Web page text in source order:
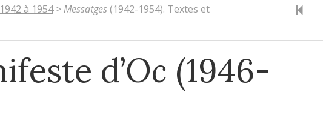
à 1954>Messatges(1942-1954). Textes et
d’Oc (1946-